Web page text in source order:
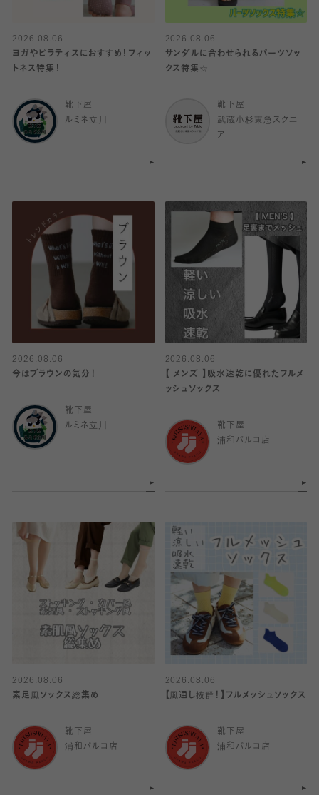
2026.08.06
ヨガやピラティスにおすすめ！フィッ
トネス特集！
靴下屋
ルミネ立川
2026.08.06
サンダルに合わせられるパーツソッ
クス特集☆
靴下屋
武蔵小杉東急スクエ
ア
2026.08.06
今はブラウンの気分！
靴下屋
ルミネ立川
2026.08.06
【 メンズ 】吸水速乾に優れたフルメ
ッシュソックス
靴下屋
浦和パルコ店
2026.08.06
素足風ソックス総集め
靴下屋
浦和パルコ店
2026.08.06
【風通し抜群！】フルメッシュソックス
靴下屋
浦和パルコ店